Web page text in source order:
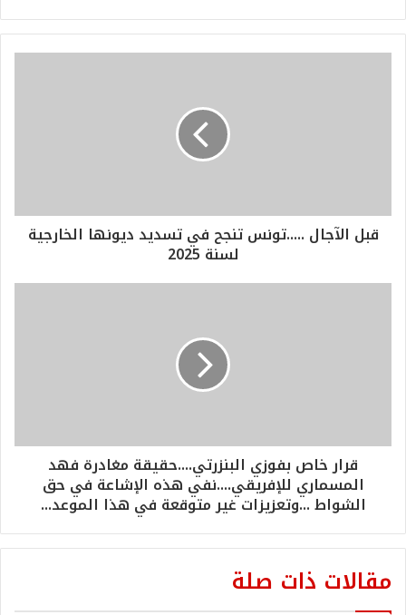
قبل الآجال .....تونس تنجح في تسديد ديونها الخارجية
لسنة 2025
قرار خاص بفوزي البنزرتي....حقيقة مغادرة فهد
المسماري للإفريقي....نفي هذه الإشاعة في حق
الشواط ...وتعزيزات غير متوقعة في هذا الموعد...
مقالات ذات صلة